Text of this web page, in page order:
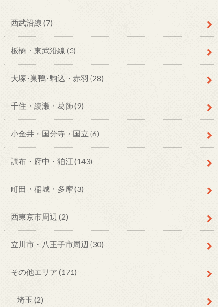
西武沿線 (7)
板橋・東武沿線 (3)
大塚･巣鴨･駒込・赤羽 (28)
千住・綾瀬・葛飾(9)
小金井・国分寺・国立 (6)
調布・府中・狛江 (143)
町田・稲城・多摩(3)
西東京市周辺 (2)
立川市・八王子市周辺 (30)
その他エリア (171)
埼玉 (2)